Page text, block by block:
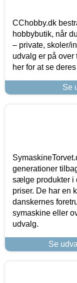
CChobby.dk
hobbybutik, når
– private, skoler/
udvalg er på
her for at se
Se
generationer
sælge produkter i
priser. De har en
danskernes
symaskine eller
udvalg.
Se